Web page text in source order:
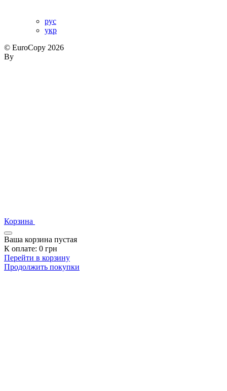
рус
укр
© EuroCopy 2026
By
Корзина
Ваша корзина пустая
К оплате: 0 грн
Перейти в корзину
Продолжить покупки